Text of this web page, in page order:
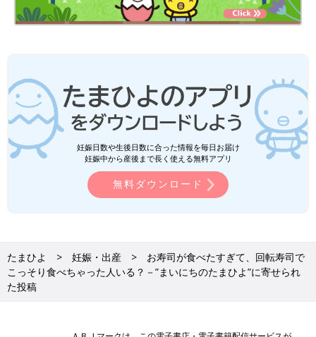
妊娠日数や生後日数に合った情報を毎日お届け
妊娠中から産後まで長く使える無料アプリ
無料ダウンロード
たまひよ 妊娠・出産
お寿司が食べたすぎて、回転寿司で
こっそり食べちゃった人いる？－”まいにちのたまひよ”に寄せられ
た投稿